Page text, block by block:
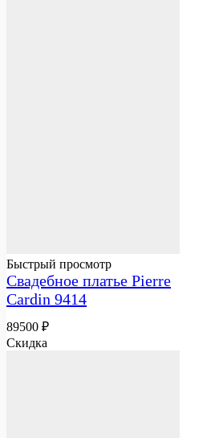
Быстрый просмотр
Свадебное платье Pierre
Cardin 9414
89500 ₽
Скидка